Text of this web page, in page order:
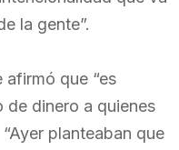
la gente”.
que “es
de dinero a quienes
planteaban que